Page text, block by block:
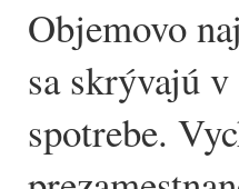
Objemovo
sa skrývajú
spotrebe.